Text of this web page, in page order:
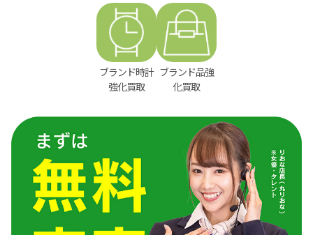
ブランド時計
強化買取
ブランド品強
化買取